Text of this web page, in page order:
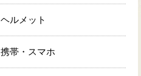
ヘルメット
携帯・スマホ